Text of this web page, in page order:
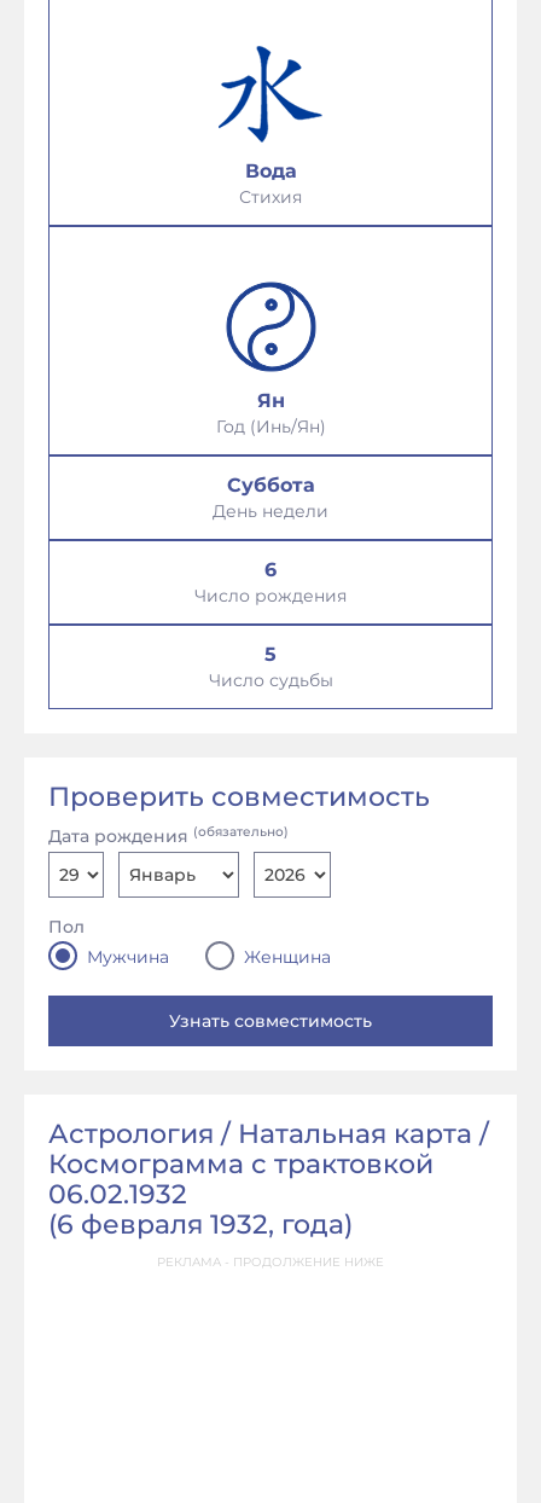
Вода
Стихия
Ян
Год (Инь/Ян)
Суббота
День недели
6
Число рождения
5
Число судьбы
Проверить совместимость
Дата рождения (обязательно)
Пол
Мужчина
Женщина
Астрология / Натальная карта /
Космограмма с трактовкой
06.02.1932
(6 февраля 1932, года)
РЕКЛАМА - ПРОДОЛЖЕНИЕ НИЖЕ